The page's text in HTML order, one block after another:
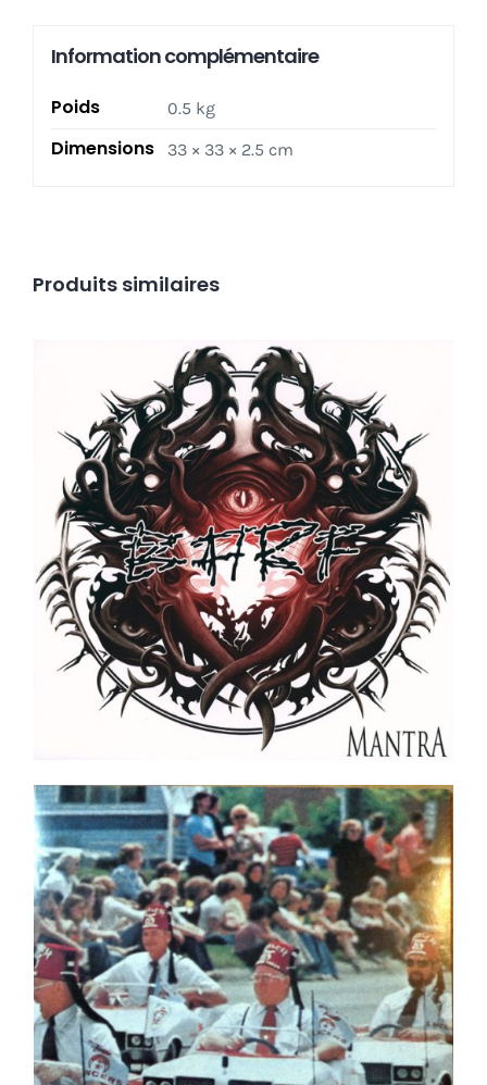
Information complémentaire
Poids 0.5 kg
Dimensions 33 × 33 × 2.5 cm
Produits similaires
BARF‎ _ Blasting All Rotten Fuckers – Mantra LP
Ajouter au panier Détails
Dead Kennedys – Frankenchrist NEUF/NEW
Ajouter au panier Détails